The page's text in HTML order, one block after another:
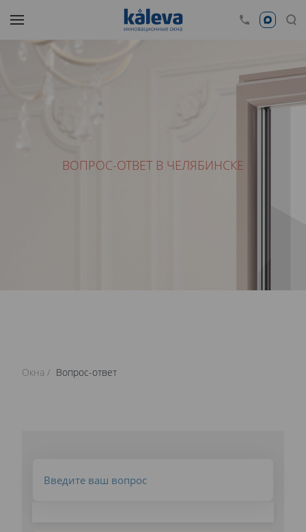
ВОПРОС-ОТВЕТ В ЧЕЛЯБИНСКЕ
Окна Вопрос-ответ